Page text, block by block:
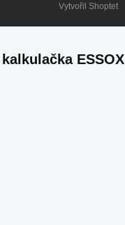
Vytvořil Shoptet
ESSOX